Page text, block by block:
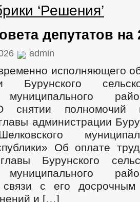
‘Решения’
депутатов на
admin
исполняющего
Бурунского
муниципального
снятии полномочий
администрации
Об оплате
Бурунского
муниципального
связи с его
и […]